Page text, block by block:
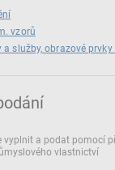
vzorů
a služby, obrazové
vyplnit a podat pomocí
vlastnictví